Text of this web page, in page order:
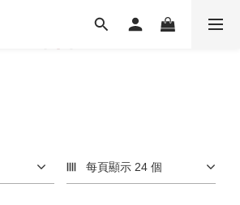
每頁顯示 24 個